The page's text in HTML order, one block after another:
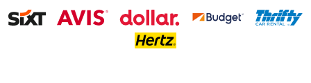
get
the